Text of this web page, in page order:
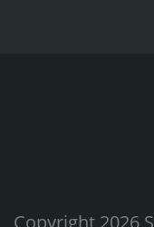
Copyright 2026